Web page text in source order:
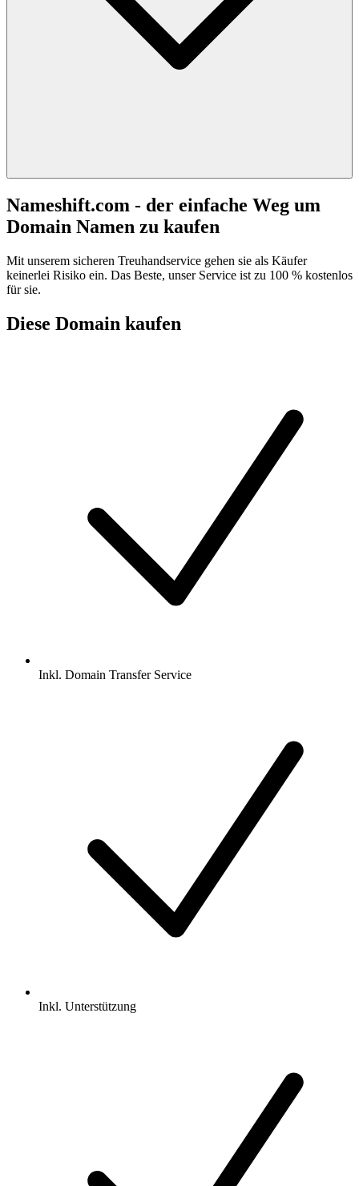
Nameshift.com - der einfache Weg um
Domain Namen zu kaufen
Mit unserem sicheren Treuhandservice gehen sie als Käufer
keinerlei Risiko ein. Das Beste, unser Service ist zu 100 % kostenlos
für sie.
Diese Domain kaufen
Inkl. Domain Transfer Service
Inkl. Unterstützung